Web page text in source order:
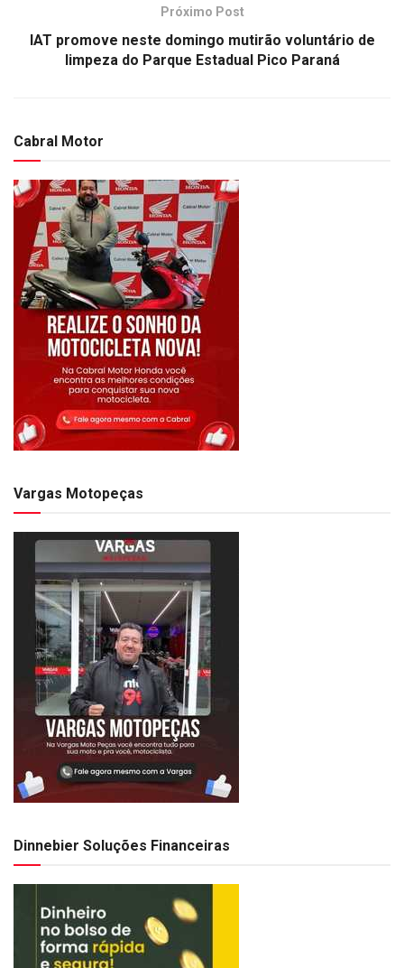
Próximo Post
IAT promove neste domingo mutirão voluntário de
limpeza do Parque Estadual Pico Paraná
Cabral Motor
Vargas Motopeças
Dinnebier Soluções Financeiras